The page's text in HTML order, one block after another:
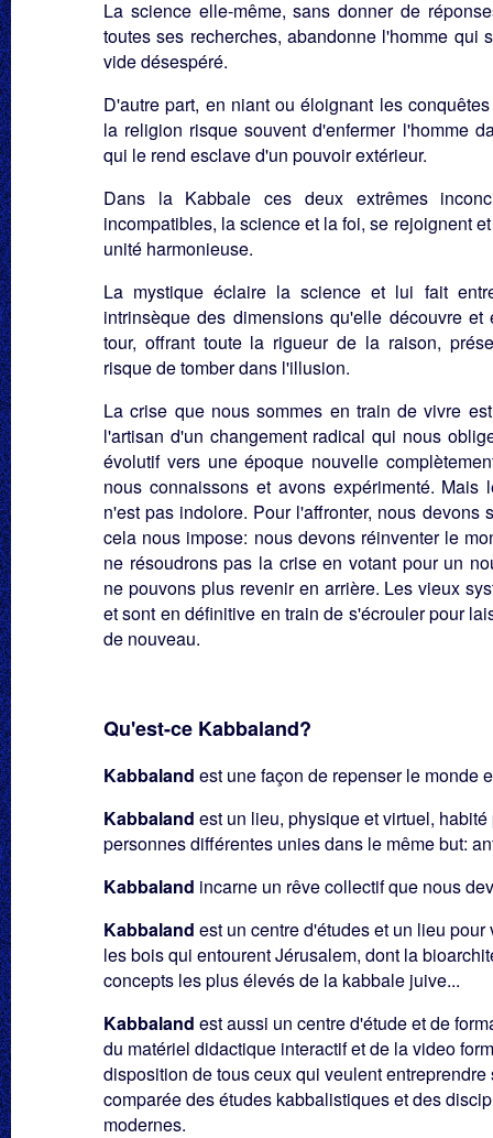
La science elle-même, sans donner de
toutes ses recherches, abandonne l'homme qui
vide désespéré.
D'autre part, en niant ou éloignant les
la religion risque souvent d'enfermer l'homme
qui le rend esclave d'un pouvoir extérieur.
Dans la Kabbale ces deux extrêmes
incompatibles, la science et la foi, se rejoignent
unité harmonieuse.
La mystique éclaire la science et lui fait
intrinsèque des dimensions qu'elle découvre
tour, offrant toute la rigueur de la raison,
risque de tomber dans l'illusion.
La crise que nous sommes en train de vivre
l'artisan d'un changement radical qui nous
évolutif vers une époque nouvelle
nous connaissons et avons expérimenté. Mais
n'est pas indolore. Pour l'affronter, nous devons
cela nous impose: nous devons réinventer le
ne résoudrons pas la crise en votant pour un
ne pouvons plus revenir en arrière. Les vieux
et sont en définitive en train de s'écrouler pour
de nouveau.
Qu'est-ce Kabbaland?
Kabbaland est une façon de repenser le monde
Kabbaland est un lieu, physique et virtuel,
personnes différentes unies dans le même but:
Kabbaland incarne un rêve collectif que nous
Kabbaland est un centre d'études et un lieu
les bois qui entourent Jérusalem, dont la
concepts les plus élevés de la kabbale juive...
Kabbaland est aussi un centre d'étude et de
du matériel didactique interactif et de la video
disposition de tous ceux qui veulent
comparée des études kabbalistiques et des
modernes.